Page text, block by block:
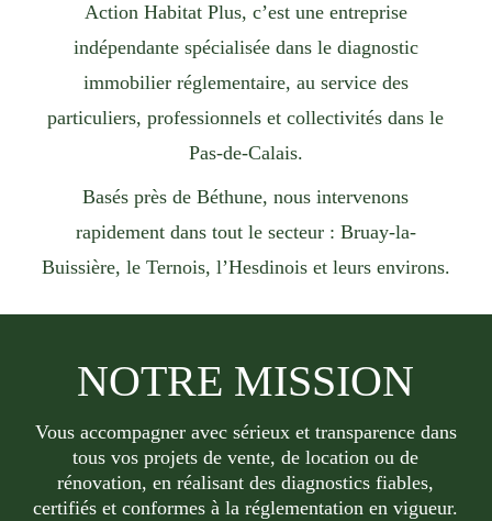
Action Habitat Plus, c’est une entreprise
indépendante spécialisée dans le diagnostic
immobilier réglementaire, au service des
particuliers, professionnels et collectivités dans le
Pas-de-Calais.
Basés près deBéthune, nous intervenons
rapidement dans tout le secteur : Bruay-la-
Buissière, le Ternois, l’Hesdinoiset leurs environs.
NOTRE MISSION
Vous accompagner avec sérieux et transparence dans
tous vos projets de vente, de location ou de
rénovation, en réalisant des diagnostics fiables,
certifiés et conformes à la réglementation en vigueur.